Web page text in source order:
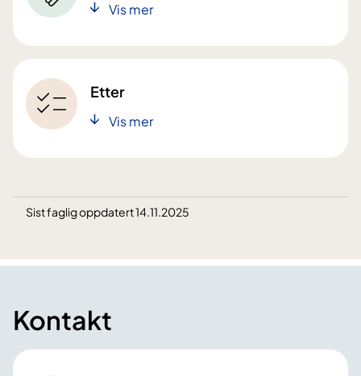
Vis mer
Etter
Vis mer
Sist faglig oppdatert 14.11.2025
Kontakt